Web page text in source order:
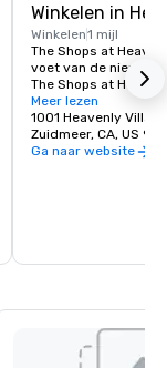
Winkelen in
Winkelen1 mijl
The Shops at
voet van de nieuwe
The Shops at
eclectische mix van
modieuze
accessoires tot
Kom tot rust met
Meer lezen
1001 Heavenly
Zuidmeer, CA, US
Ga naar website